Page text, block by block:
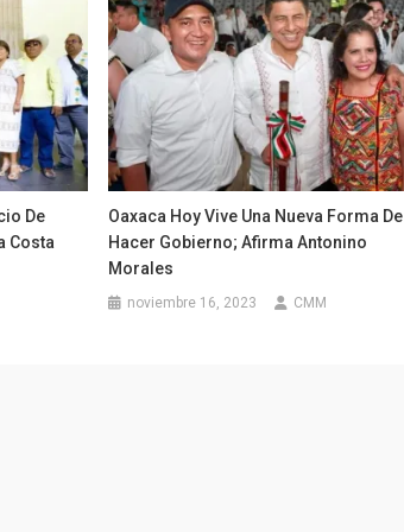
De
Costa
Oaxaca Hoy Vive Una Nueva Forma De
Hacer Gobierno; Afirma Antonino
Morales
noviembre 16, 2023 CMM